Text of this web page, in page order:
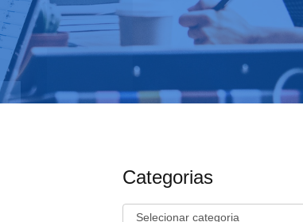
Categorias
Categorias